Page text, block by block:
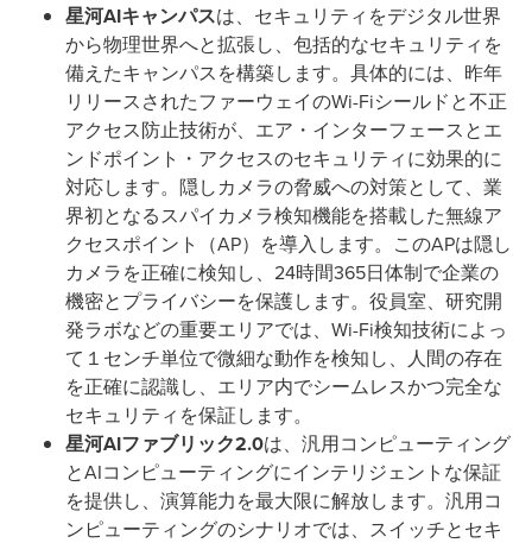
星河AIキャンパスは、セキュリティをデジタル世界
から物理世界へと拡張し、包括的なセキュリティを
備えたキャンパスを構築します。具体的には、昨年
リリースされたファーウェイのWi-Fiシールドと不正
アクセス防止技術が、エア・インターフェースとエ
ンドポイント・アクセスのセキュリティに効果的に
対応します。隠しカメラの脅威への対策として、業
界初となるスパイカメラ検知機能を搭載した無線ア
クセスポイント（AP）を導入します。このAPは隠し
カメラを正確に検知し、24時間365日体制で企業の
機密とプライバシーを保護します。役員室、研究開
発ラボなどの重要エリアでは、Wi-Fi検知技術によっ
て１センチ単位で微細な動作を検知し、人間の存在
を正確に認識し、エリア内でシームレスかつ完全な
セキュリティを保証します。
星河AIファブリック2.0は、汎用コンピューティング
とAIコンピューティングにインテリジェントな保証
を提供し、演算能力を最大限に解放します。汎用コ
ンピューティングのシナリオでは、スイッチとセキ